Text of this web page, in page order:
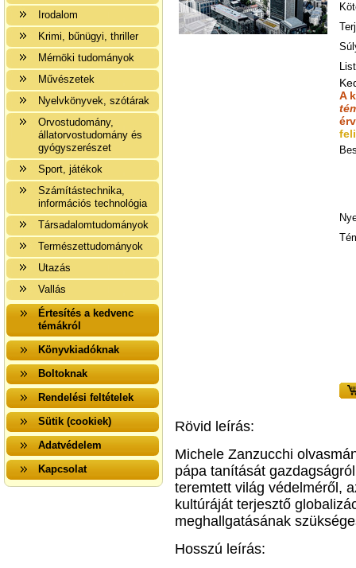
Irodalom
Krimi, bűnügyi, thriller
Mérnöki tudományok
Művészetek
Nyelvkönyvek, szótárak
Orvostudomány,
állatorvostudomány és
gyógyszerészet
Sport, játékok
Számítástechnika,
információs technológia
Társadalomtudományok
Természettudományok
Utazás
Vallás
Értesítés a kedvenc
témákról
Könyvkiadóknak
Boltoknak
Rendelési feltételek
Sütik (cookiek)
Adatvédelem
Kapcsolat
A
Rövid leírás:
Michele Zanzucchi
pápa tanítását
teremtett világ védelméről,
kultúráját terjesztő
meghallgatásának
Hosszú leírás: